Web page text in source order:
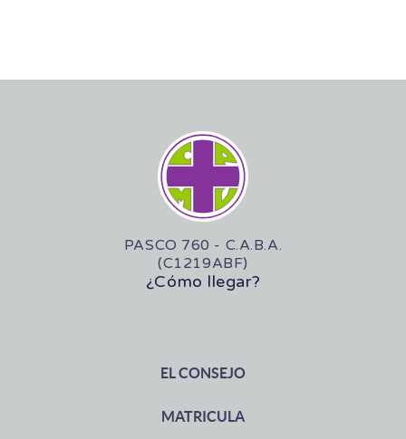
PASCO 760 - C.A.B.A.
(C1219ABF)
¿Cómo llegar?
EL CONSEJO
MATRICULA